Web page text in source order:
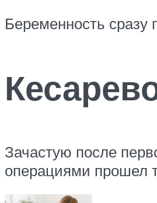
Беременность сразу
Зачастую после
операциями прошел